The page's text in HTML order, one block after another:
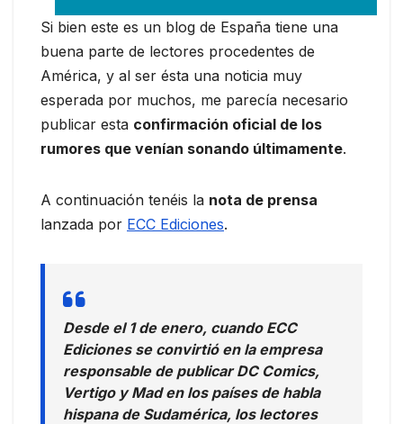
Si bien este es un blog de España tiene una
buena parte de lectores procedentes de
América, y al ser ésta una noticia muy
esperada por muchos, me parecía necesario
publicar esta confirmación oficial de los
rumores que venían sonando últimamente.
A continuación tenéis la nota de prensa
lanzada por ECC Ediciones.
Desde el 1 de enero, cuando ECC
Ediciones se convirtió en la empresa
responsable de publicar DC Comics,
Vertigo y Mad en los países de habla
hispana de Sudamérica, los lectores